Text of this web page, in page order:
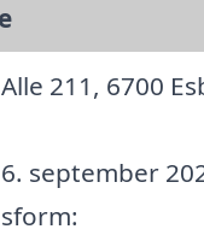
211, 6700
september